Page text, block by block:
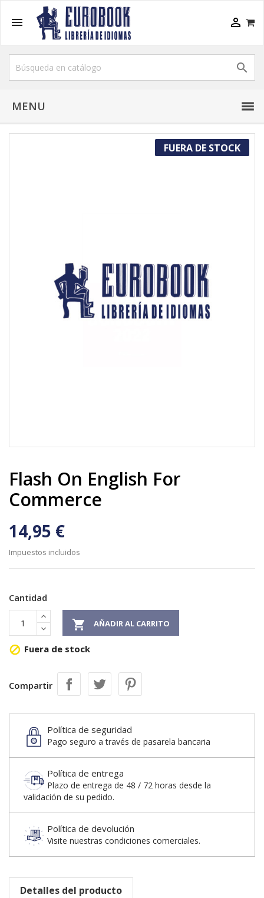
 

MENU
FUERA DE STOCK
Flash On English For
Commerce
14,95 €
Impuestos incluidos
Cantidad
 AÑADIR AL CARRITO
 Fuera de stock
Compartir
Política de seguridad
Pago seguro a través de pasarela bancaria
Política de entrega
Plazo de entrega de 48 / 72 horas desde la
validación de su pedido.
Política de devolución
Visite nuestras condiciones comerciales.
Detalles del producto